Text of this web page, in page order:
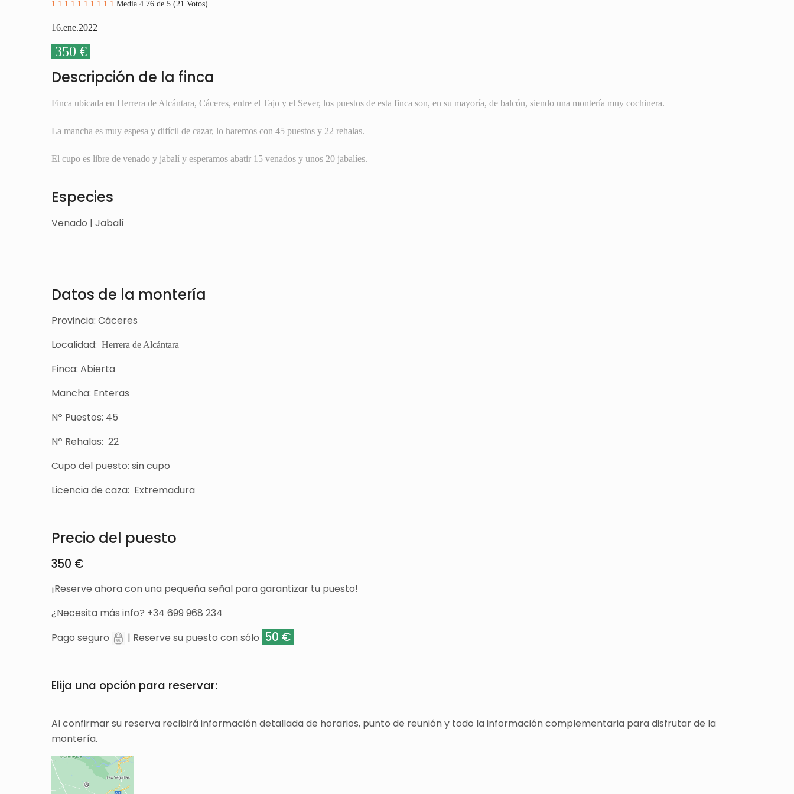
1 1 1 1 1 1 1 1 1 1 Media 4.76 de 5 (21 Votos)
16.ene.2022
350 €
Descripción de la finca
Finca ubicada en Herrera de Alcántara, Cáceres, entre el Tajo y el Sever, los puestos de esta finca son, en su mayoría, de balcón, siendo una montería muy cochinera.
La mancha es muy espesa y difícil de cazar, lo haremos con 45 puestos y 22 rehalas.
El cupo es libre de venado y jabalí y esperamos abatir 15 venados y unos 20 jabalíes.
Especies
Venado | Jabalí
Datos de la montería
Provincia: Cáceres
Localidad: Herrera de Alcántara
Finca: Abierta
Mancha: Enteras
Nº Puestos: 45
Nº Rehalas: 22
Cupo del puesto: sin cupo
Licencia de caza: Extremadura
Precio del puesto
350 €
¡Reserve ahora con una pequeña señal para garantizar tu puesto!
¿Necesita más info? +34 699 968 234
Pago seguro
| Reserve su puesto con sólo 50 €
Elija una opción para reservar:
Al confirmar su reserva recibirá información detallada de horarios, punto de reunión y todo la información complementaria para disfrutar de la
montería.